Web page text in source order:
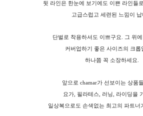
뒷 라인은 한눈에 보기에도 이쁜 라인들
고급스럽고 세련된 느낌이 납
단벌로 착용하셔도 이쁘구요. 그 위
커버업하기 좋은 사이즈의 크롭
하나쯤 꼭 소장하세요.
앞으로 chamar가 선보이는 상품
요가, 필라테스, 러닝, 라이딩을
일상복으로도 손색없는 최고의 파트너